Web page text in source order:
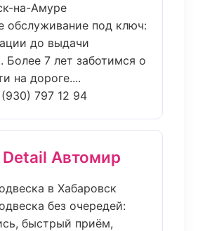
на-Амуре
обслуживание под ключ:
до выдачи
Более 7 лет заботимся о
на дороге....
797 12 94
Detail Автомир
в Хабаровск
без очередей:
быстрый приём,